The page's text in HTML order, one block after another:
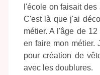
l'école on faisait
C'est là que j'ai
métier. A l'âge de
en faire mon métier.
pour création de
avec les doublures.